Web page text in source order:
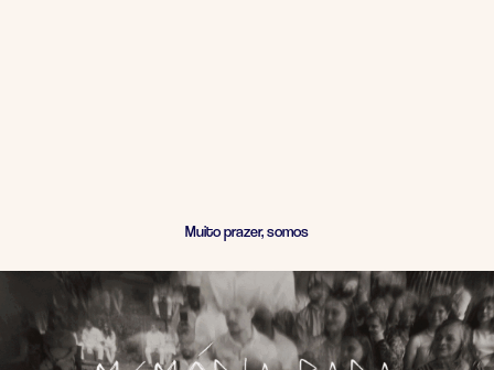
Muito prazer, somos